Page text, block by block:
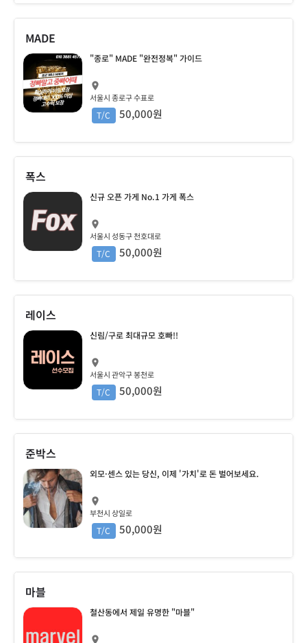
MADE
"종로" MADE "완전정복" 가이드
서울시 종로구 수표로
T/C 50,000원
폭스
신규 오픈 가게 No.1 가게 폭스
서울시 성동구 천호대로
T/C 50,000원
레이스
신림/구로 최대규모 호빠!!
서울시 관악구 봉천로
T/C 50,000원
준박스
외모·센스 있는 당신, 이제 '가치'로 돈 벌어보세요.
부천시 상일로
T/C 50,000원
마블
철산동에서 제일 유명한 "마블"